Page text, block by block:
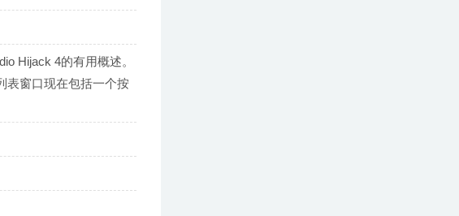
Hijack 4的有用概述。
表窗口现在包括一个按